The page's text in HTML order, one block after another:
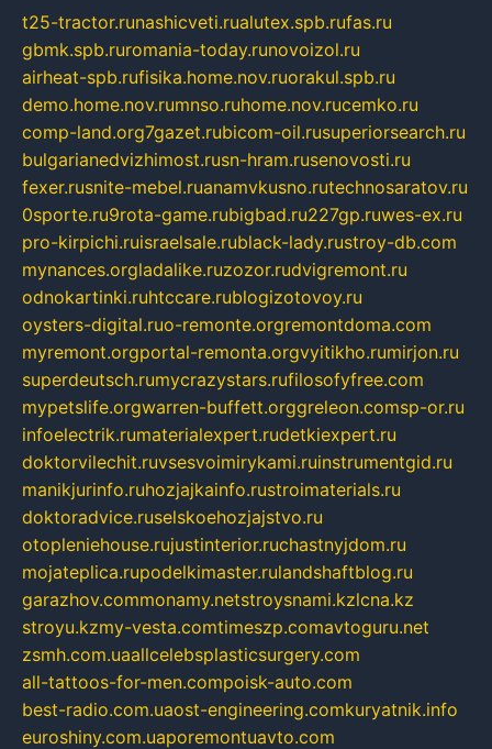
t25-tractor.runashicveti.rualutex.spb.rufas.ru
gbmk.spb.ruromania-today.runovoizol.ru
airheat-spb.rufisika.home.nov.ruorakul.spb.ru
demo.home.nov.rumnso.ruhome.nov.rucemko.ru
comp-land.org7gazet.rubicom-oil.rusuperiorsearch.ru
bulgarianedvizhimost.rusn-hram.rusenovosti.ru
fexer.rusnite-mebel.ruanamvkusno.rutechnosaratov.ru
0sporte.ru9rota-game.rubigbad.ru227gp.ruwes-ex.ru
pro-kirpichi.ruisraelsale.rublack-lady.rustroy-db.com
mynances.orgladalike.ruzozor.rudvigremont.ru
odnokartinki.ruhtccare.rublogizotovoy.ru
oysters-digital.ruo-remonte.orgremontdoma.com
myremont.orgportal-remonta.orgvyitikho.rumirjon.ru
superdeutsch.rumycrazystars.rufilosofyfree.com
mypetslife.orgwarren-buffett.orggreleon.comsp-or.ru
infoelectrik.rumaterialexpert.rudetkiexpert.ru
doktorvilechit.ruvsesvoimirykami.ruinstrumentgid.ru
manikjurinfo.ruhozjajkainfo.rustroimaterials.ru
doktoradvice.ruselskoehozjajstvo.ru
otopleniehouse.rujustinterior.ruchastnyjdom.ru
mojateplica.rupodelkimaster.rulandshaftblog.ru
garazhov.commonamy.netstroysnami.kzlcna.kz
stroyu.kzmy-vesta.comtimeszp.comavtoguru.net
zsmh.com.uaallcelebsplasticsurgery.com
all-tattoos-for-men.compoisk-auto.com
best-radio.com.uaost-engineering.comkuryatnik.info
euroshiny.com.uaporemontuavto.com